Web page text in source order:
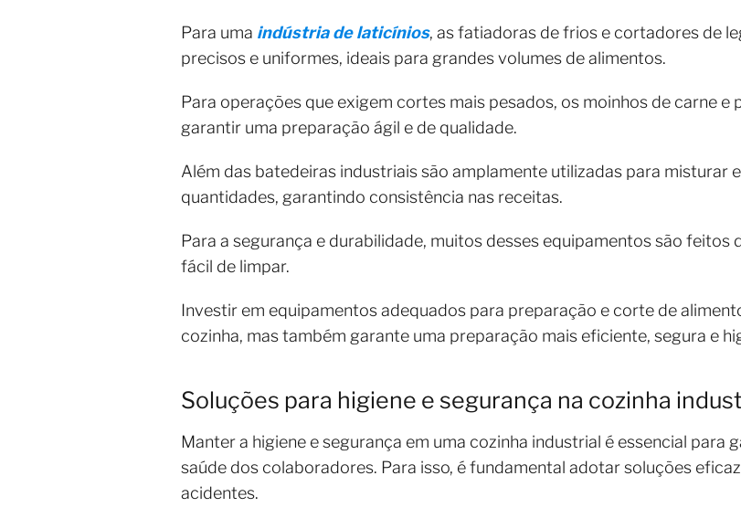
Para uma indústria de laticínios, as fatiadoras de frios e cortadores de
precisos e uniformes, ideais para grandes volumes de alimentos.
Para operações que exigem cortes mais pesados, os moinhos de carne
garantir uma preparação ágil e de qualidade.
Além das batedeiras industriais são amplamente utilizadas para misturar
quantidades, garantindo consistência nas receitas.
Para a segurança e durabilidade, muitos desses equipamentos são
fácil de limpar.
Investir em equipamentos adequados para preparação e corte de
cozinha, mas também garante uma preparação mais eficiente, segura e
Soluções para higiene e segurança na cozinha
Manter a higiene e segurança em uma cozinha industrial é essencial para
saúde dos colaboradores. Para isso, é fundamental adotar soluções
acidentes.